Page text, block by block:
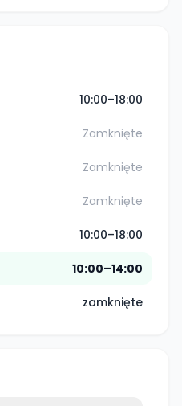
10:00–18:00
Zamknięte
Zamknięte
Zamknięte
10:00–18:00
10:00–14:00
zamknięte